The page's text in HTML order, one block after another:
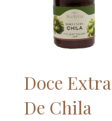
Doce Extra
De Chila